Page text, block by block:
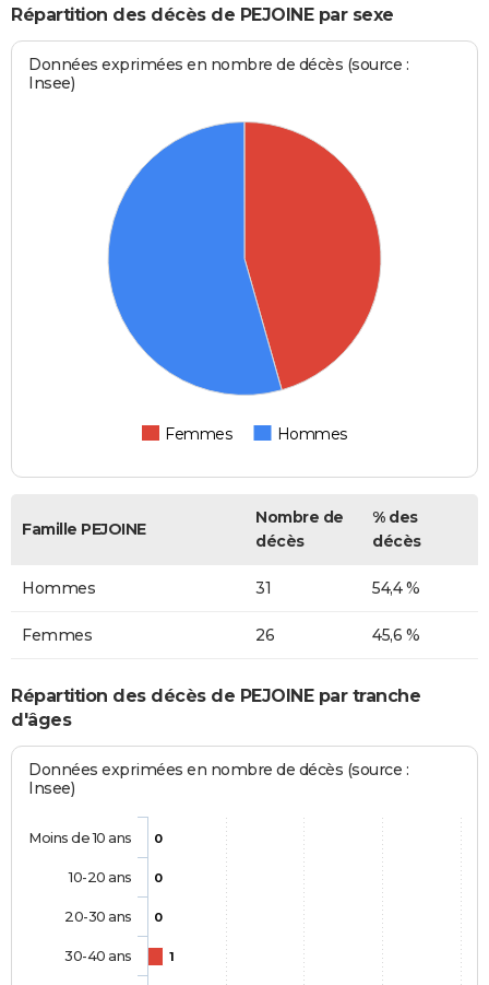
Répartition des décès de PEJOINE par sexe
Données exprimées en nombre de décès (source :
Insee)
Femmes Hommes
Famille PEJOINE
Nombre de
décès
% des
décès
Hommes 31 54,4 %
Femmes 26 45,6 %
Répartition des décès de PEJOINE par tranche
d'âges
Données exprimées en nombre de décès (source :
Insee)
0
0
0
1
Moins de 10 ans
10-20 ans
20-30 ans
30-40 ans